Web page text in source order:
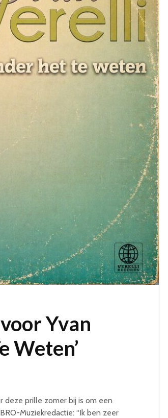
Yvan
Weten’
deze prille zomer bij is om een
Muziekredactie: “Ik ben zeer